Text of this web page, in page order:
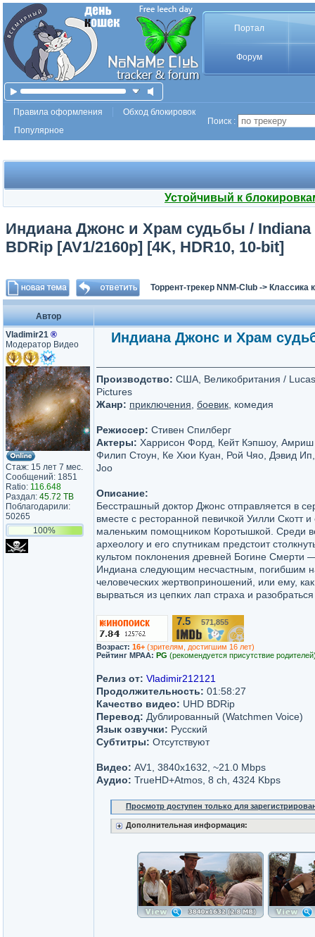
Портал
Форум
Правила оформления
Обход блокировок
Популярное
Поиск :
Устойчивый к
Индиана Джонс и Храм судьбы / Indiana
BDRip [AV1/2160p] [4K, HDR10, 10-bit]
Торрент-трекер NNM-Club -> Классика
Автор
Vladimir21 ®
Модератор Видео
Стаж: 15 лет 7 мес.
Сообщений: 1851
Ratio: 116.648
Раздал: 45.72 TB
Поблагодарили:
50265
100%
Индиана Джонс и Храм
Производство: США, Великобритания /
Pictures
Жанр: приключения боевик , комедия
Режиссер: Стивен Спилберг
Актеры: Харрисон Форд, Кейт Кэпшоу,
Филип Стоун, Ке Хюи Куан, Рой Чяо, Дэвид Ип,
Joo
Описание:
Бесстрашный доктор Джонс отправляется в
вместе с ресторанной певичкой Уилли Скотт
маленьким помощником Коротышкой. Среди
археологу и его спутникам предстоит
культом поклонения древней Богине Смерти
Индиана следующим несчастным, погибшим
человеческих жертвоприношений, или ему, как
вырваться из цепких лап страха и
7.5 571,855
Возраст: 16+ (зрителям, достигшим 16 лет)
Рейтинг MPAA: PG (рекомендуется присутствие
Релиз от: Vladimir212121
Продолжительность: 01:58:27
Качество видео: UHD BDRip
Перевод: Дублированный (Watchmen Voice)
Язык озвучки: Русский
Субтитры: Отсутствуют
Видео: AV1, 3840x1632, ~21.0 Mbps
Аудио: TrueHD+Atmos, 8 ch, 4324 Kbps
Просмотр доступен только для
Дополнительная информация: